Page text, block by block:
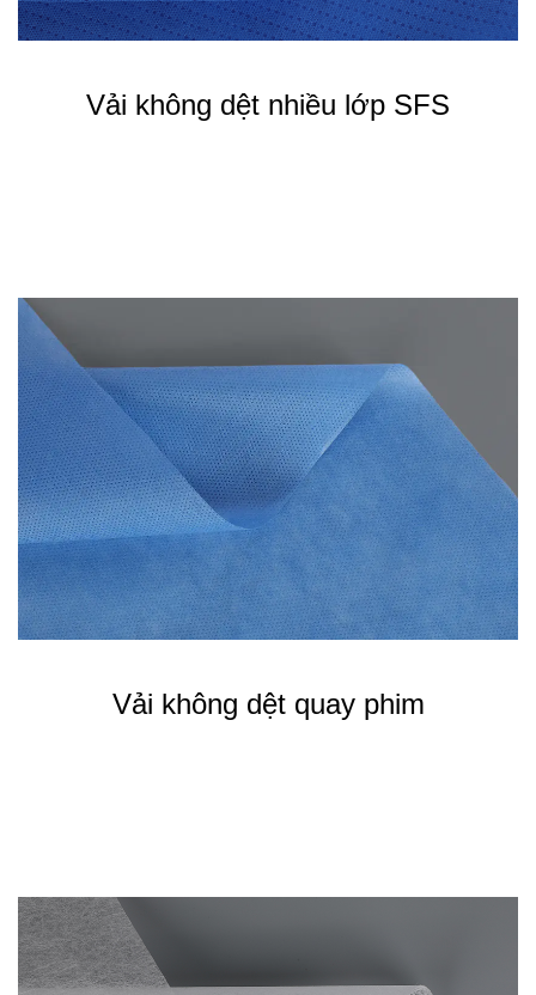
Vải không dệt nhiều lớp SFS
Vải không dệt quay phim